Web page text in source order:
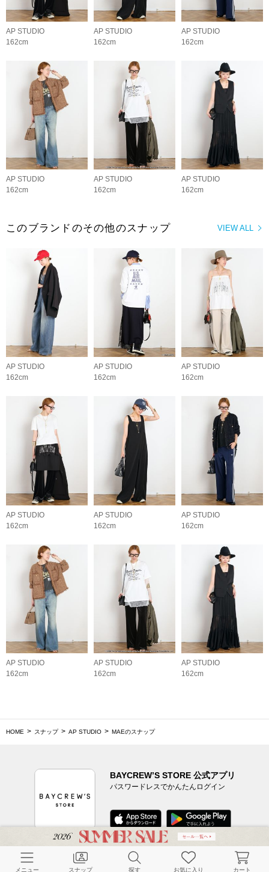
AP STUDIO
162cm
AP STUDIO
162cm
AP STUDIO
162cm
AP STUDIO
162cm
AP STUDIO
162cm
AP STUDIO
162cm
VIEW ALL
このブランドのその他のスナップ
AP STUDIO
162cm
AP STUDIO
162cm
AP STUDIO
162cm
AP STUDIO
162cm
AP STUDIO
162cm
AP STUDIO
162cm
AP STUDIO
162cm
AP STUDIO
162cm
AP STUDIO
162cm
HOME スナップ AP STUDIO MAEのスナップ
BAYCREW’S STORE 公式アプリ
パスワードレスでかんたんログイン
CUSTOMER SERVICE
メニュー スナップ 探す お気に入り カート